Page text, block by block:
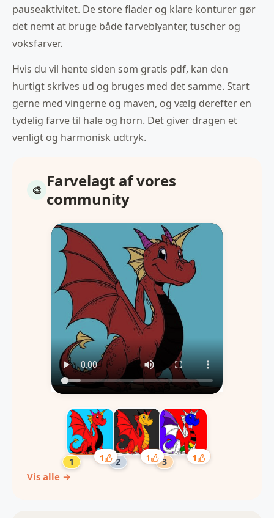
pauseaktivitet. De store flader og klare konturer gør
det nemt at bruge både farveblyanter, tuscher og
voksfarver.
Hvis du vil hente siden som gratis pdf, kan den
hurtigt skrives ud og bruges med det samme. Start
gerne med vingerne og maven, og vælg derefter en
tydelig farve til hale og horn. Det giver dragen et
venligt og harmonisk udtryk.
Farvelagt af vores
community
1 1 1
Vis alle →